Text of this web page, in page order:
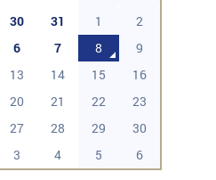
30 31 1
2
6 7 8
9
13 14 15
16
20 21 22
23
27 28 29
30
3 4 5 6